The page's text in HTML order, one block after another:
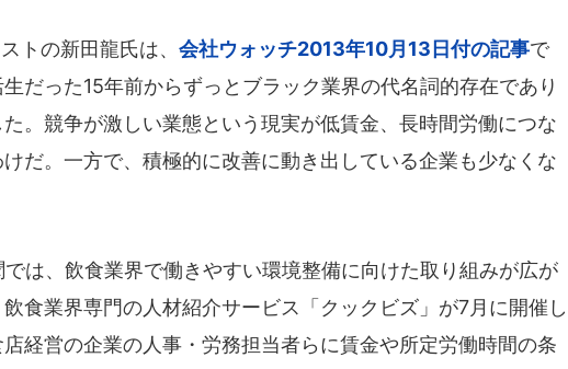
トの新田龍氏は、 会社ウォッチ2013年10月13日付の記事で
生だった15年前からずっとブラック業界の代名詞的存在であり
。競争が激しい業態という現実が低賃金、長時間労働につな
だ。一方で、積極的に改善に動き出している企業も少なくな
は、飲食業界で働きやすい環境整備に向けた取り組みが広が
食業界専門の人材紹介サービス「クックビズ」が7月に開催し
経営の企業の人事・労務担当者らに賃金や所定労働時間の条